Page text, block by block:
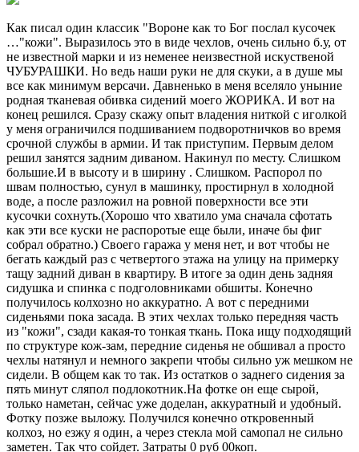
Как писал один классик "Вороне как то Бог послал кусочек
…"кожи". Выразилось это в виде чехлов, очень сильно б.у, от
не известной марки и из неменее неизвестной искуственой
ЧУБУРАШКИ. Но ведь наши руки не для скуки, а в душе мы
все как минимум версачи. Давненько в меня вселяло уныние
родная тканевая обивка сидений моего ЖОРИКА. И вот на
конец решился. Сразу скажу опыт владения ниткой с иголкой
у меня ограничился подшиванием подворотничков во время
срочной службы в армии. И так приступим. Первым делом
решил занятся задним диваном. Накинул по месту. Слишком
большие.И в высоту и в ширину . Слишком. Распорол по
швам полностью, сунул в машинку, простирнул в холодной
воде, а после разложил на ровной поверхности все эти
кусочки сохнуть.(Хорошо что хватило ума сначала сфотать
как эти все куски не распоротые еще были, иначе бы фиг
собрал обратно.) Своего гаража у меня нет, и вот чтобы не
бегать каждый раз с четвертого этажа на улицу на примерку
тащу задний диван в квартиру. В итоге за один день задняя
сидушка и спинка с подголовниками обшиты. Конечно
получилось колхозно но аккуратно. А вот с передними
сиденьями пока засада. В этих чехлах только передняя часть
из "кожи", сзади какая-то тонкая ткань. Пока ищу подходящий
по структуре кож-зам, передние сиденья не обшивал а просто
чехлы натянул и немного закрепи чтобы сильно уж мешком не
сидели. В общем как то так. Из остатков о заднего сидения за
пять минут сляпол подлокотник.На фотке он еще сырой,
только наметан, сейчас уже доделан, аккуратный и удобный.
Фотку позже выложу. Получился конечно откровенный
колхоз, но езжу я один, а через стекла мой самопал не сильно
заметен. Так что сойдет. Затраты 0 руб 00коп.